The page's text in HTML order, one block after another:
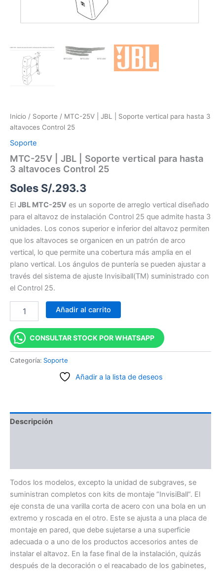
Inicio / Soporte / MTC-25V | JBL | Soporte vertical para hasta 3
altavoces Control 25
Soporte
MTC-25V | JBL | Soporte vertical para hasta
3 altavoces Control 25
Soles S/.293.3
El JBL MTC-25V es un soporte de arreglo vertical diseñado
para el altavoz de instalación Control 25 que admite hasta 3
unidades. Los conos superior e inferior del altavoz permiten
que los altavoces se organicen en un patrón de arco
vertical, lo que permite una cobertura más amplia en el
plano vertical. Los ángulos de puntería se pueden ajustar a
través del sistema de ajuste Invisiball(TM) suministrado con
el Control 25.
Añadir al carrito
CONSULTAR STOCK POR WHATSAPP
Categoría: Soporte
Añadir a la lista de deseos
Descripción
Todos los modelos, excepto la unidad de subgraves, se
suministran completos con kits de montaje “InvisiBall”. El
eje consta de una varilla corta de acero con una bola en un
extremo y roscada en el otro. Este se ajusta a una placa de
montaje en pared, que debe sujetarse a una superficie
adecuada o a uno de los productos accesorios antes de
instalar el altavoz. En la fase final de la instalación, quizás
después de la decoración o el reacabado de los gabinetes,